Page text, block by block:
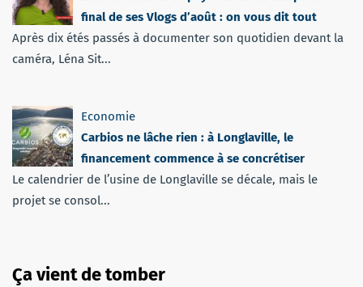
final de ses Vlogs d’août : on vous dit tout
Après dix étés passés à documenter son quotidien devant la
caméra, Léna Sit...
Economie
Carbios ne lâche rien : à Longlaville, le
financement commence à se concrétiser
Le calendrier de l’usine de Longlaville se décale, mais le
projet se consol...
Ça vient de tomber